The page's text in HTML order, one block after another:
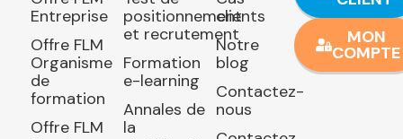
Entreprise
Offre FLM
Organisme
de
formation
Offre FLM
positionnement
et recrutement
Formation
e-learning
Annales de
la
clients
Notre
blog
Contactez-
nous
MON
COMPTE